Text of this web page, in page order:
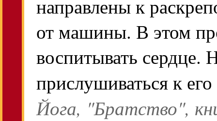
направлены к
от машины. В этом
воспитывать сердце.
прислушиваться к
Йога, "Братство",